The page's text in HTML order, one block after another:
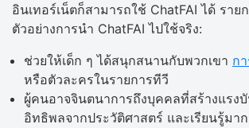
อินเทอร์เน็ตก็สามารถใช้ ChatFAI ได้ ราย
ตัวอย่างการนำ ChatFAI ไปใช้จริง:
ช่วยให้เด็ก ๆ ได้สนุกสนานกับพวกเขา ก
หรือตัวละครในรายการทีวี
ผู้คนอาจจินตนาการถึงบุคคลที่สร้างแรง
อิทธิพลจากประวัติศาสตร์ และเรียนรู้มา